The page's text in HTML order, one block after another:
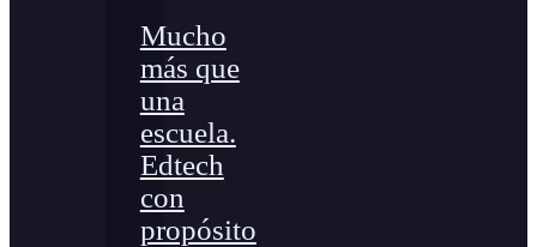
Mucho
más que
una
escuela.
Edtech
con
propósito